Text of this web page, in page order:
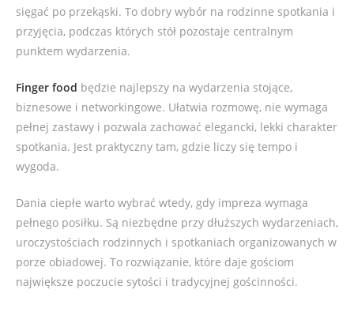
sięgać po przekąski. To dobry wybór na rodzinne spotkania i
przyjęcia, podczas których stół pozostaje centralnym
punktem wydarzenia.
Finger food będzie najlepszy na wydarzenia stojące,
biznesowe i networkingowe. Ułatwia rozmowę, nie wymaga
pełnej zastawy i pozwala zachować elegancki, lekki charakter
spotkania. Jest praktyczny tam, gdzie liczy się tempo i
wygoda.
Dania ciepłe warto wybrać wtedy, gdy impreza wymaga
pełnego posiłku. Są niezbędne przy dłuższych wydarzeniach,
uroczystościach rodzinnych i spotkaniach organizowanych w
porze obiadowej. To rozwiązanie, które daje gościom
największe poczucie sytości i tradycyjnej gościnności.